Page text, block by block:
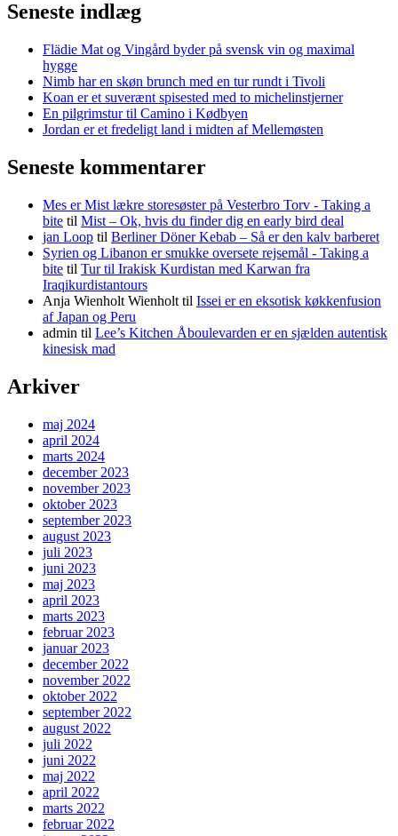
Seneste indlæg
Flädie Mat og Vingård byder på svensk vin og maximal
hygge
Nimb har en skøn brunch med en tur rundt i Tivoli
Koan er et suverænt spisested med to michelinstjerner
En pilgrimstur til Camino i Kødbyen
Jordan er et fredeligt land i midten af Mellemøsten
Seneste kommentarer
Mes er Mist lækre storesøster på Vesterbro Torv - Taking a
bite til Mist – Ok, hvis du finder dig en early bird deal
jan Loop til Berliner Döner Kebab – Så er den kalv barberet
Syrien og Libanon er smukke oversete rejsemål - Taking a
bite til Tur til Irakisk Kurdistan med Karwan fra
Iraqikurdistantours
Anja Wienholt Wienholt til Issei er en eksotisk køkkenfusion
af Japan og Peru
admin til Lee’s Kitchen Åboulevarden er en sjælden autentisk
kinesisk mad
Arkiver
maj 2024
april 2024
marts 2024
december 2023
november 2023
oktober 2023
september 2023
august 2023
juli 2023
juni 2023
maj 2023
april 2023
marts 2023
februar 2023
januar 2023
december 2022
november 2022
oktober 2022
september 2022
august 2022
juli 2022
juni 2022
maj 2022
april 2022
marts 2022
februar 2022